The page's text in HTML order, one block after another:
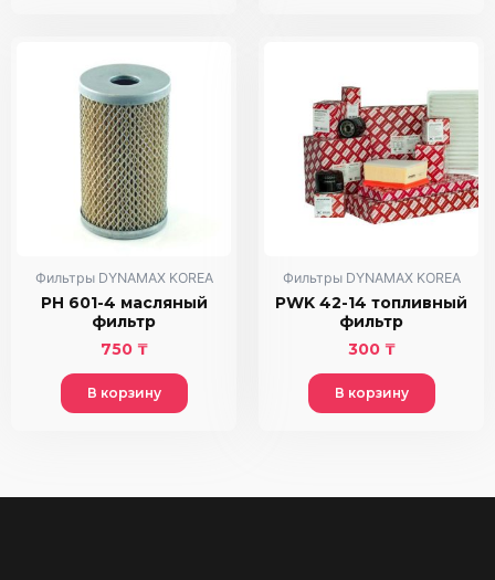
Фильтры DYNAMAX KOREA
PH 601-4 масляный
фильтр
750 ₸
В корзину
Фильтры DYNAMAX KOREA
PWK 42-14 топливный
фильтр
300 ₸
В корзину